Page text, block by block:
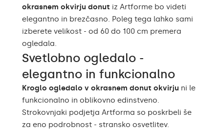
okrasnem okvirju donut iz Artforme bo videti
elegantno in brezčasno. Poleg tega lahko sami
izberete velikost - od 60 do 100 cm premera
ogledala.
Svetlobno ogledalo -
elegantno in funkcionalno
Kroglo ogledalo v okrasnem donut okvirju ni le
funkcionalno in oblikovno edinstveno.
Strokovnjaki podjetja Artforma so poskrbeli še
za eno podrobnost - stransko osvetlitev.